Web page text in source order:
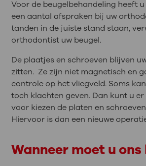
Voor de beugelbehandeling heeft
een aantal afspraken bij uw
tanden in de juiste stand staan,
orthodontist uw beugel.
De plaatjes en schroeven blijven
zitten. Ze zijn niet magnetisch en
controle op het vliegveld. Soms
toch klachten geven. Dan kunt u
voor kiezen de platen en
Hiervoor is dan een nieuwe
Wanneer moet u ons